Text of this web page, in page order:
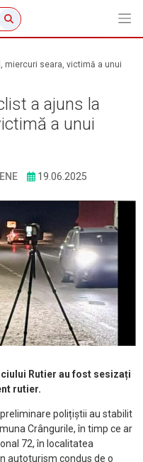
miercuri seara, victimă a unui
a ajuns la
a unui
19.06.2025
Rutier au fost sesizați
rutier.
polițiștii au stabilit
Crângurile, în timp ce ar
72, în localitatea
autoturism condus de o